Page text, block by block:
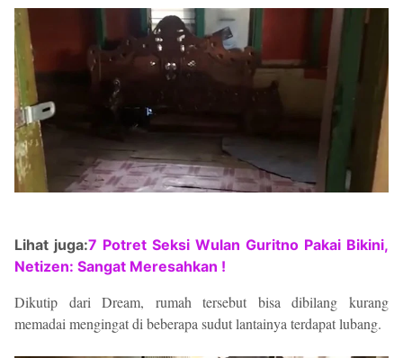
Lihat juga:7 Potret Seksi Wulan Guritno Pakai Bikini,
Netizen: Sangat Meresahkan !
Dikutip dari Dream, rumah tersebut bisa dibilang kurang
memadai mengingat di beberapa sudut lantainya terdapat lubang.